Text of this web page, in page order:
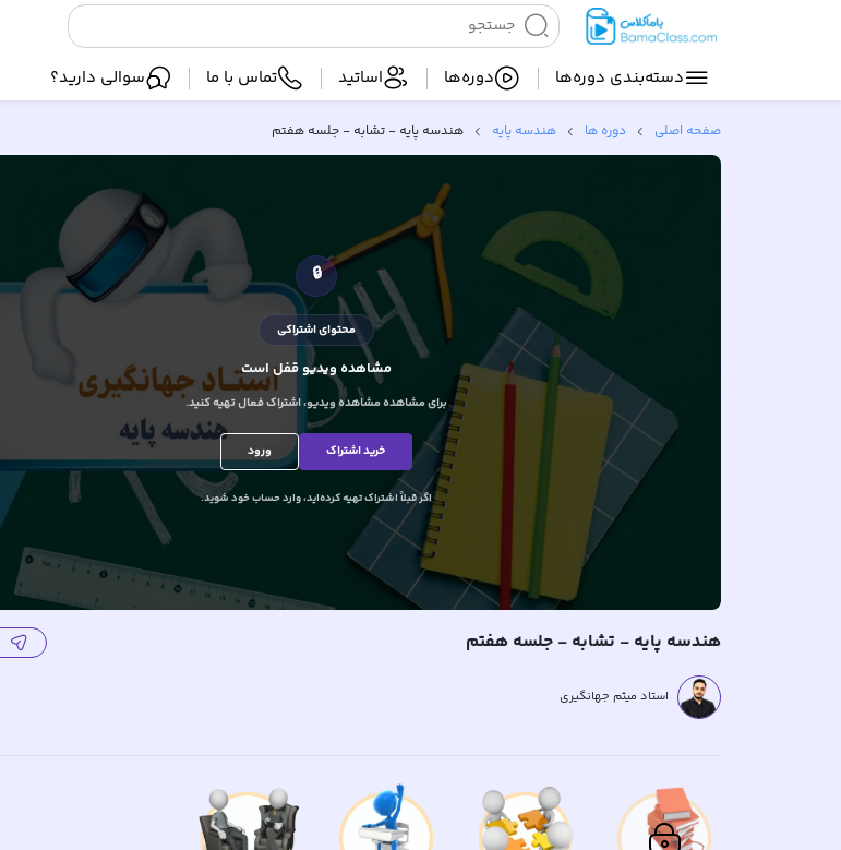
دسته‌بندی‌ دوره‌ها دوره‌ها اساتید تماس با ما سوالی دارید؟
صفحه اصلی دوره ها هندسه پایه هندسه پایه - تشابه - جلسه هفتم
🔒
محتوای اشتراکی
مشاهده ویدیوقفل است
برای مشاهده مشاهده ویدیو، اشتراک فعال تهیه کنید.
خرید اشتراک ورود
اگر قبلاًاشتراک تهیه کرده‌اید، وارد حساب خود شوید.
هندسه پایه - تشابه - جلسه هفتم
استاد میثم جهانگیری